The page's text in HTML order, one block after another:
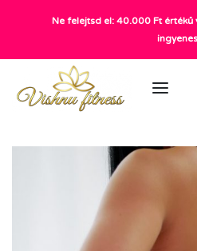
+36 20 372
Ne felejtsd el: 40.000 Ft értékű